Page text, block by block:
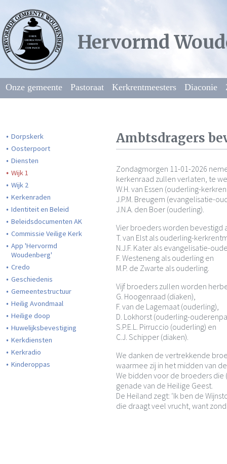
Hervormd
Onze gemeente Pastoraat Kerkrentmeesters Diaconie
Dorpskerk
Oosterpoort
Diensten
Wijk 1
Wijk 2
Kerkenraden
Identiteit en Beleid
Beleidsdocumenten AK
Commissie Veilige Kerk
App 'Hervormd
Woudenberg'
Credo
Geschiedenis
Gemeentestructuur
Heilig Avondmaal
Heilige doop
Huwelijksbevestiging
Kerkdiensten
Kerkradio
Kinderoppas
Ambtsdragers
Zondagmorgen 11-01-2026
kerkenraad zullen verlaten, te
W.H. van Essen (ouderling-
J.P.M. Breugem (evangelisatie-
J.N.A. den Boer (ouderling).
Vier broeders worden bevestigd
T. van Elst als ouderling-
N.J.F. Kater als evangelisatie-
F. Westeneng als ouderling en
M.P. de Zwarte als ouderling.
Vijf broeders zullen worden
G. Hoogenraad (diaken),
F. van de Lagemaat (ouderling),
D. Lokhorst (ouderling-
S.P.E.L. Pirruccio (ouderling) en
C.J. Schipper (diaken).
We danken de vertrekkende
waarmee zij in het midden van
We bidden voor de broeders
genade van de Heilige Geest.
De Heiland zegt: ‘Ik ben de
die draagt veel vrucht, want